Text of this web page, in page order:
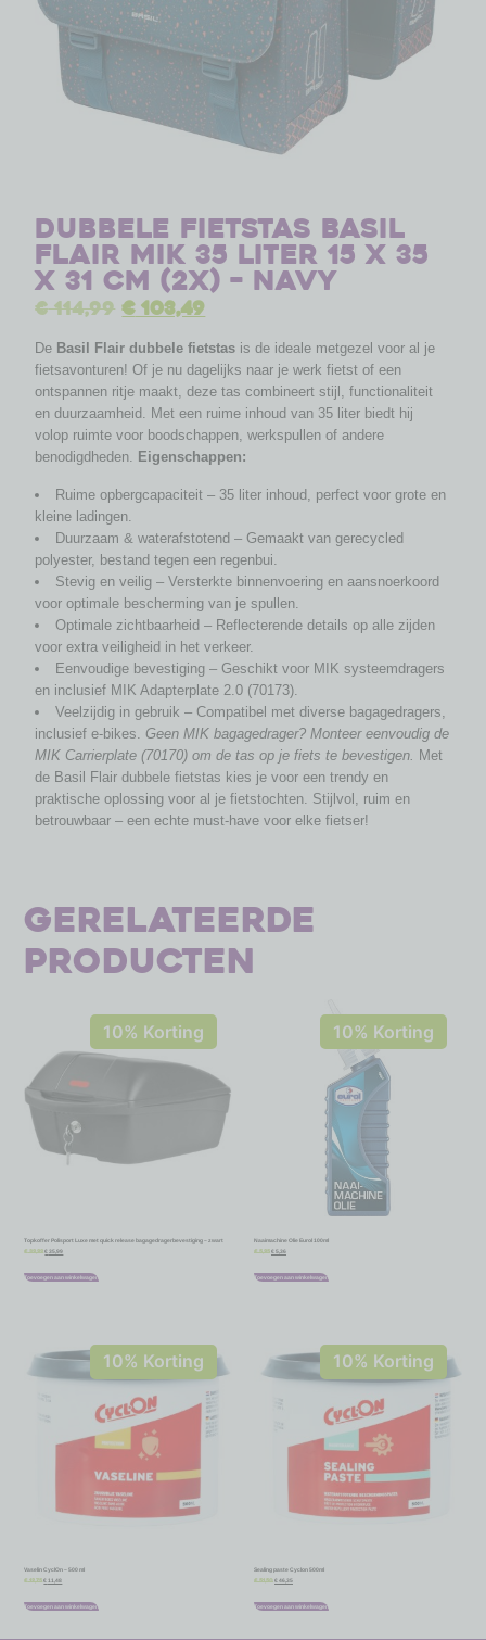
Dubbele fietstas Basil
Flair MIK 35 liter 15 x 35
x 31 cm (2x) – Navy
€114,99 €103,49
De Basil Flair dubbele fietstas is de ideale metgezel voor al je
fietsavonturen! Of je nu dagelijks naar je werk fietst of een
ontspannen ritje maakt, deze tas combineert stijl, functionaliteit
en duurzaamheid. Met een ruime inhoud van 35 liter biedt hij
volop ruimte voor boodschappen, werkspullen of andere
benodigdheden. Eigenschappen:
Ruime opbergcapaciteit – 35 liter inhoud, perfect voor grote en
kleine ladingen.
Duurzaam & waterafstotend – Gemaakt van gerecycled
polyester, bestand tegen een regenbui.
Stevig en veilig – Versterkte binnenvoering en aansnoerkoord
voor optimale bescherming van je spullen.
Optimale zichtbaarheid – Reflecterende details op alle zijden
voor extra veiligheid in het verkeer.
Eenvoudige bevestiging – Geschikt voor MIK systeemdragers
en inclusief MIK Adapterplate 2.0 (70173).
Veelzijdig in gebruik – Compatibel met diverse bagagedragers,
inclusief e-bikes.Geen MIK bagagedrager? Monteer eenvoudig de
MIK Carrierplate (70170) om de tas op je fiets te bevestigen. Met
de Basil Flair dubbele fietstas kies je voor een trendy en
praktische oplossing voor al je fietstochten. Stijlvol, ruim en
betrouwbaar – een echte must-have voor elke fietser!
Gerelateerde
producten
10% Korting
Topkoffer Polisport Luxe met quick release bagagedragerbevestiging – zwart
€ € 35,99
Toevoegen aan winkelwagen
10% Korting
Naaimachine Olie Eurol 100ml
€ € 5,36
Toevoegen aan winkelwagen
10% Korting
Vaselin CyclOn – 500 ml
€ 12,75 € 11,48
Toevoegen aan winkelwagen
10% Korting
Sealing paste Cyclon 500ml
€ 51,50 € 46,35
Toevoegen aan winkelwagen